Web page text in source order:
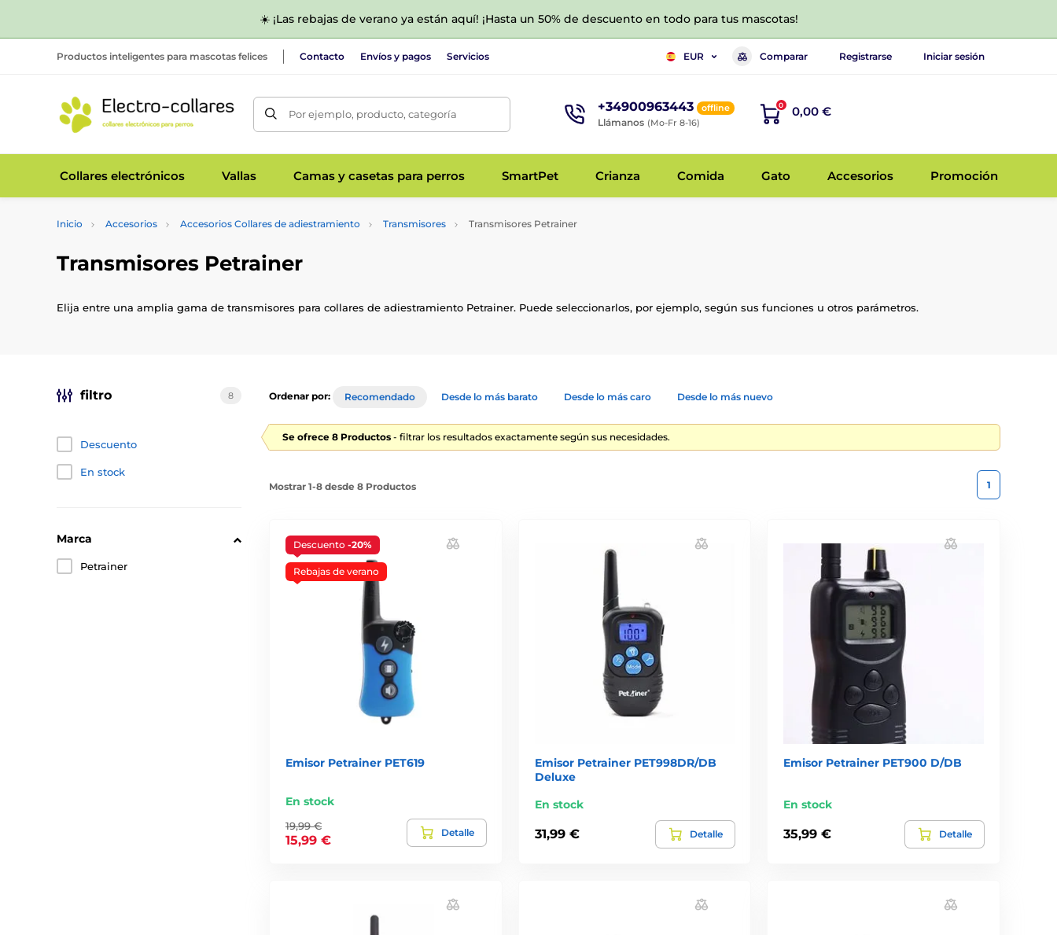
☀️ ¡Las rebajas de verano ya están aquí! ¡Hasta un 50% de descuento en todo para tus mascotas!
Productos inteligentes para mascotas felices Contacto Envíos y pagos Servicios EUR Comparar Registrarse Iniciar sesión
Por ejemplo, producto, categoría +34900963443 offline
Llámanos (Mo-Fr 8-16)
0 0,00 €
Collares electrónicos Vallas Camas y casetas para perros SmartPet Crianza Comida Gato Accesorios Promoción
Inicio Accesorios Accesorios Collares de adiestramiento Transmisores Transmisores Petrainer
Transmisores Petrainer
Elija entre una amplia gama de transmisores para collares de adiestramiento Petrainer. Puede seleccionarlos, por ejemplo, según sus funciones u otros parámetros.
filtro 8
Descuento
En stock
Marca
Petrainer
Ordenar por: Recomendado Desde lo más barato Desde lo más caro Desde lo más nuevo
Se ofrece 8 Productos - filtrar los resultados exactamente según sus necesidades.
Mostrar 1-8 desde 8 Productos 1
Descuento -20%
Rebajas de verano
Emisor Petrainer PET619
En stock
19,99 €
15,99 €
Detalle
Emisor Petrainer PET998DR/DB
Deluxe
En stock
31,99 € Detalle
Emisor Petrainer PET900 D/DB
En stock
35,99 € Detalle